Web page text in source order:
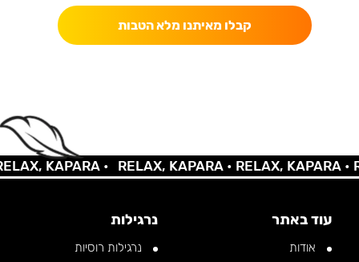
קבלו מאיתנו מלא הטבות
KAPARA • RELAX, KAPARA •RELAX, KAPARA •
עוד באתר
אודות
נרגילות
נרגילות רוסיות